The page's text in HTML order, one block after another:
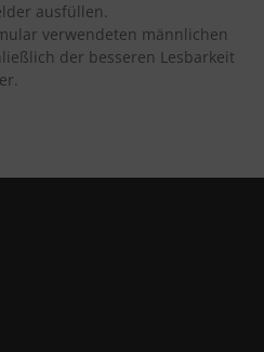
ausfüllen.
verwendeten männlichen
der besseren Lesbarkeit